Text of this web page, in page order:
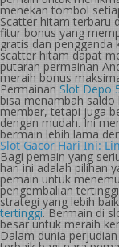
menekan tombol
Scatter hitam terbaru
fitur bonus yang
gratis dan pengganda
scatter hitam dapat
putaran permainan
meraih bonus
Permainan Slot Depo
bisa menambah
member, tetapi juga
dengan mudah. Ini
bermain lebih lama
Slot Gacor Hari Ini:
Bagi pemain yang
hari ini adalah pilihan
pemain untuk
pengembalian
strategi yang lebih
tertinggi. Bermain di
besar untuk meraih
Dalam dunia